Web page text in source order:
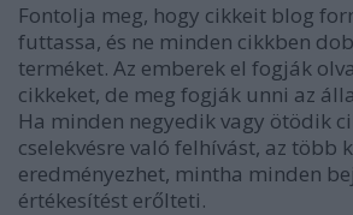
Fontolja meg, hogy cikkeit blog
futtassa, és ne minden cikkben
terméket. Az emberek el fogják
cikkeket, de meg fogják unni az
Ha minden negyedik vagy ötödik
cselekvésre való felhívást, az több
eredményezhet, mintha minden
értékesítést erőlteti.